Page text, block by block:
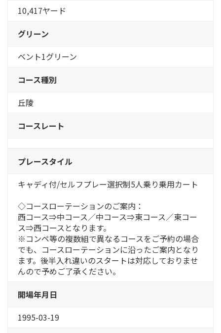
10,417ヤード
グリーン
ベント1グリーン
コース種別
丘陵
コースレート
プレースタイル
キャディ付/セルフプレー選択制5人乗り乗用カート
◇コースローテーションのご案内：
西コース⇒中コース／中コース⇒東コース／東コー
ス⇒西コースとなります。
※コンペ等の複数組で異なるコースをご予約の場合
でも、コースローテーションに沿ったご案内となり
ます。後半入れ違いのスタートは対応しておりませ
んので予めご了承ください。
開場年月日
1995-03-19